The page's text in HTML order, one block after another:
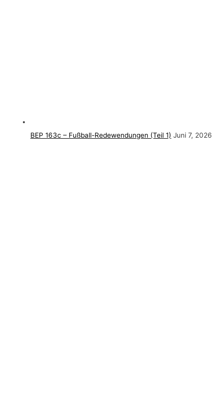
BEP 163c – Fußball-Redewendungen (Teil 1) Juni 7, 2026